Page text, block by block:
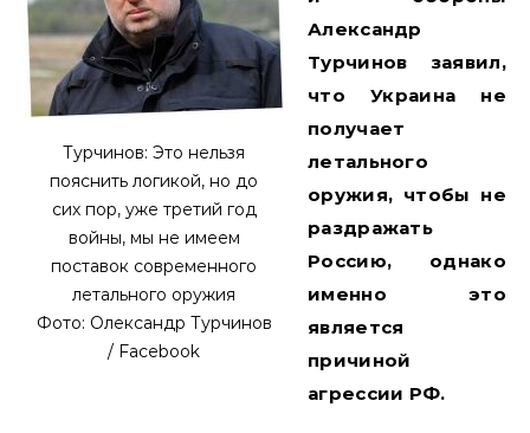
Турчинов: Это нельзя
пояснить логикой, но до
сих пор, уже третий год
войны, мы не имеем
поставок современного
летального оружия
Фото: Олександр Турчинов
/ Facebook
Александр
Турчинов заявил,
что Украина не
получает
летального
оружия, чтобы не
раздражать
Россию, однако
именно это
является
причиной
агрессии РФ.